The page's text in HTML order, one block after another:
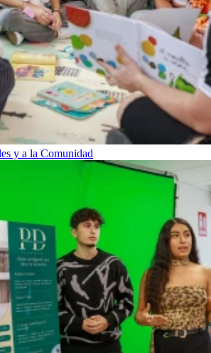
y a la Comunidad